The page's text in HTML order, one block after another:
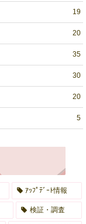
19
20
35
30
20
5
ｱｯﾌﾟﾃﾞｰﾄ情報
検証・調査